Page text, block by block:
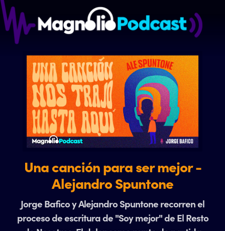
Una canción para ser mejor -
Alejandro Spuntone
Jorge Bafico y Alejandro Spuntone recorren el
proceso de escritura de "Soy mejor" de El Resto